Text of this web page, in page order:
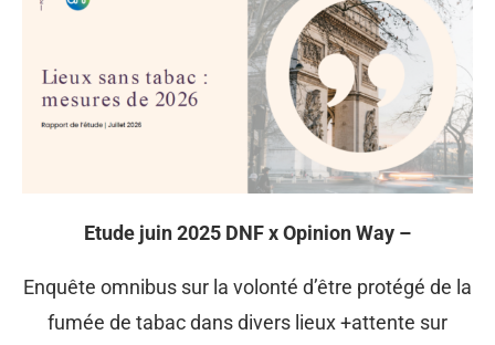
Etude juin 2025 DNF x Opinion Way –
Enquête omnibus sur la volonté d’être protégé de la
fumée de tabac dans divers lieux +attente sur